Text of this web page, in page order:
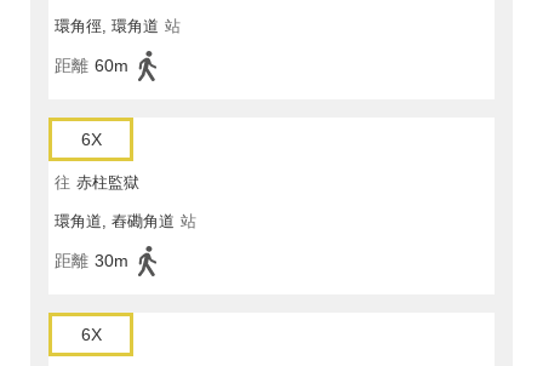
環角徑, 環角道 站
距離 60m
6X
往 赤柱監獄
環角道, 舂磡角道 站
距離 30m
6X